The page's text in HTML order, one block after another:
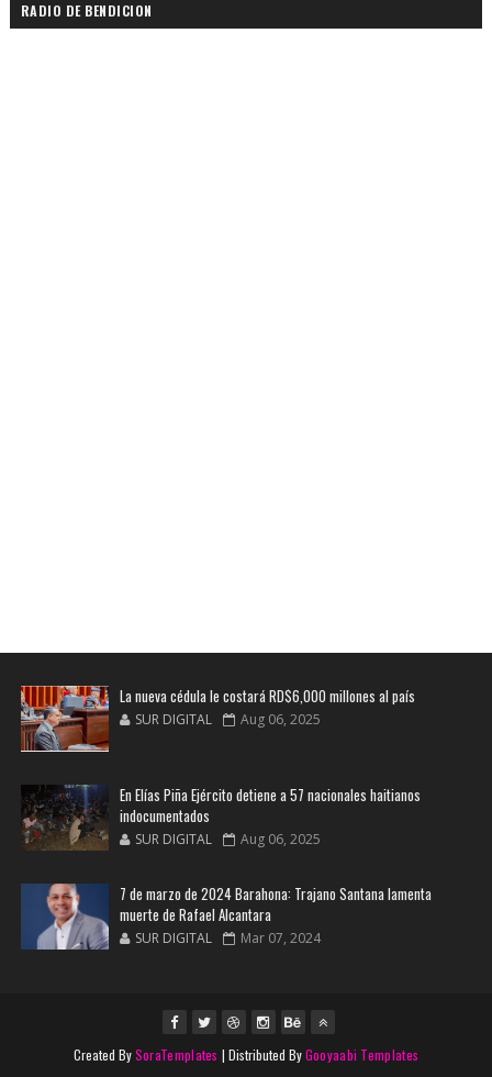
RADIO DE BENDICION
La nueva cédula le costará RD$6,000 millones al país
SUR DIGITAL Aug 06, 2025
En Elías Piña Ejército detiene a 57 nacionales haitianos
indocumentados
SUR DIGITAL Aug 06, 2025
7 de marzo de 2024 Barahona: Trajano Santana lamenta
muerte de Rafael Alcantara
SUR DIGITAL Mar 07, 2024
Created BySoraTemplates | Distributed ByGooyaabi Templates